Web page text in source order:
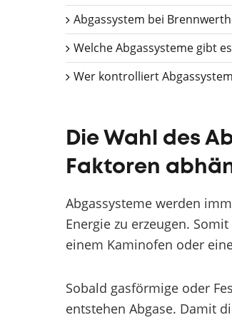
Abgassystem bei
Welche Abgassysteme gibt
Wer kontrolliert
Die Wahl des
Faktoren
Abgassysteme werden
Energie zu erzeugen.
einem Kaminofen oder
Sobald gasförmige oder
entstehen Abgase. Damit